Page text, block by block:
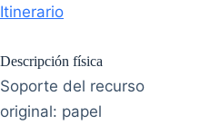
Itinerario
Descripción física
Soporte del recurso
original: papel